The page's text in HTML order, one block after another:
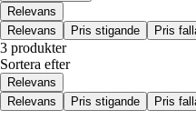
Relevans
Relevans
Pris stigande Pris
3 produkter
Sortera efter
Relevans
Relevans
Pris stigande Pris